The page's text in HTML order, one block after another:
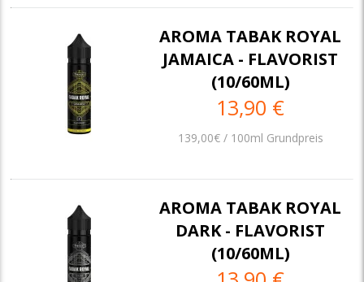
AROMA TABAK ROYAL
JAMAICA - FLAVORIST
(10/60ML)
13,90 €
139,00€ / 100ml Grundpreis
AROMA TABAK ROYAL
DARK - FLAVORIST
(10/60ML)